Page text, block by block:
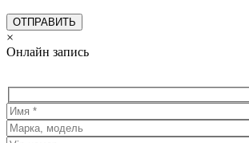
×
Онлайн запись